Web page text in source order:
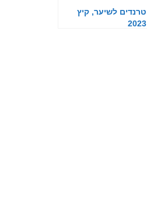
טרנדים לשיער, קיץ
2023